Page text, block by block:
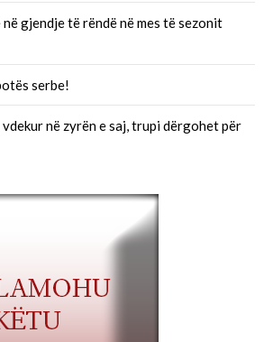
gjendje të rëndë në mes të sezonit
serbe!
në zyrën e saj, trupi dërgohet për